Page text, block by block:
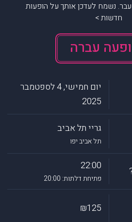
נשמח לעדכן אותך על הופעות
חדשות >
עברה
יום חמישי, 4 לספטמבר
2025
גריי תל אביב
תל אביב יפו
22:00
פתיחת דלתות: 20:00
₪125